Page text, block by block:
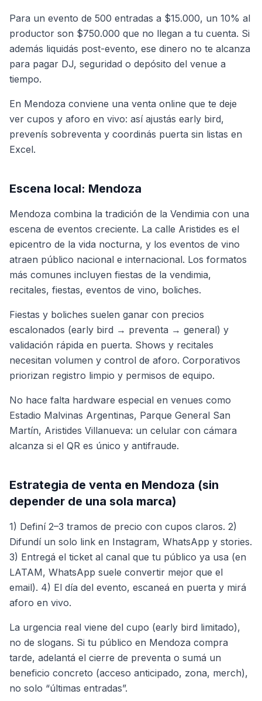
Para un evento de 500 entradas a $15.000, un 10% al
productor son $750.000 que no llegan a tu cuenta. Si
además liquidás post-evento, ese dinero no te alcanza
para pagar DJ, seguridad o depósito del venue a
tiempo.
En Mendoza conviene una venta online que te deje
ver cupos y aforo en vivo: así ajustás early bird,
prevenís sobreventa y coordinás puerta sin listas en
Excel.
Escena local: Mendoza
Mendoza combina la tradición de la Vendimia con una
escena de eventos creciente. La calle Aristides es el
epicentro de la vida nocturna, y los eventos de vino
atraen público nacional e internacional. Los formatos
más comunes incluyen fiestas de la vendimia,
recitales, fiestas, eventos de vino, boliches.
Fiestas y boliches suelen ganar con precios
escalonados (early bird → preventa → general) y
validación rápida en puerta. Shows y recitales
necesitan volumen y control de aforo. Corporativos
priorizan registro limpio y permisos de equipo.
No hace falta hardware especial en venues como
Estadio Malvinas Argentinas, Parque General San
Martín, Aristides Villanueva: un celular con cámara
alcanza si el QR es único y antifraude.
Estrategia de venta en Mendoza (sin
depender de una sola marca)
1) Definí 2–3 tramos de precio con cupos claros. 2)
Difundí un solo link en Instagram, WhatsApp y stories.
3) Entregá el ticket al canal que tu público ya usa (en
LATAM, WhatsApp suele convertir mejor que el
email). 4) El día del evento, escaneá en puerta y mirá
aforo en vivo.
La urgencia real viene del cupo (early bird limitado),
no de slogans. Si tu público en Mendoza compra
tarde, adelantá el cierre de preventa o sumá un
beneficio concreto (acceso anticipado, zona, merch),
no solo “últimas entradas”.